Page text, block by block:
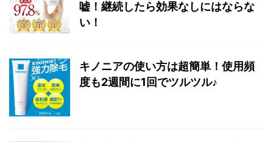
嘘！継続したら効果なしにはならな
い！
キノニアの使い方は超簡単！使用頻
度も2週間に1回でツルツル♪